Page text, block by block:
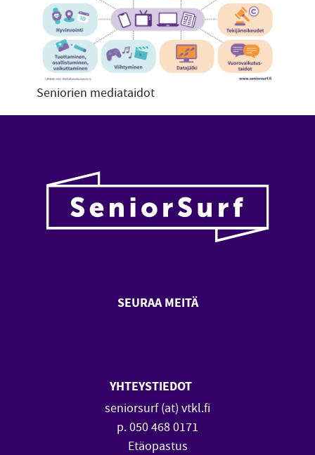
Seniorien mediataidot
SEURAA MEITÄ
YHTEYSTIEDOT
seniorsurf (at) vtkl.fi
p. 050 468 0171
Etäopastus